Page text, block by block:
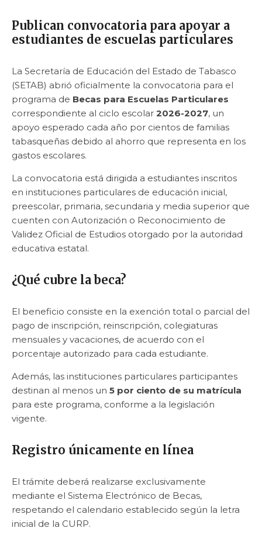
Publican convocatoria para apoyar a
estudiantes de escuelas particulares
La Secretaría de Educación del Estado de Tabasco
(SETAB) abrió oficialmente la convocatoria para el
programa de Becas para Escuelas Particulares
correspondiente al ciclo escolar 2026-2027, un
apoyo esperado cada año por cientos de familias
tabasqueñas debido al ahorro que representa en los
gastos escolares.
La convocatoria está dirigida a estudiantes inscritos
en instituciones particulares de educación inicial,
preescolar, primaria, secundaria y media superior que
cuenten con Autorización o Reconocimiento de
Validez Oficial de Estudios otorgado por la autoridad
educativa estatal.
¿Qué cubre la beca?
El beneficio consiste en la exención total o parcial del
pago de inscripción, reinscripción, colegiaturas
mensuales y vacaciones, de acuerdo con el
porcentaje autorizado para cada estudiante.
Además, las instituciones particulares participantes
destinan al menos un 5 por ciento de su matrícula
para este programa, conforme a la legislación
vigente.
Registro únicamente en línea
El trámite deberá realizarse exclusivamente
mediante el Sistema Electrónico de Becas,
respetando el calendario establecido según la letra
inicial de la CURP.